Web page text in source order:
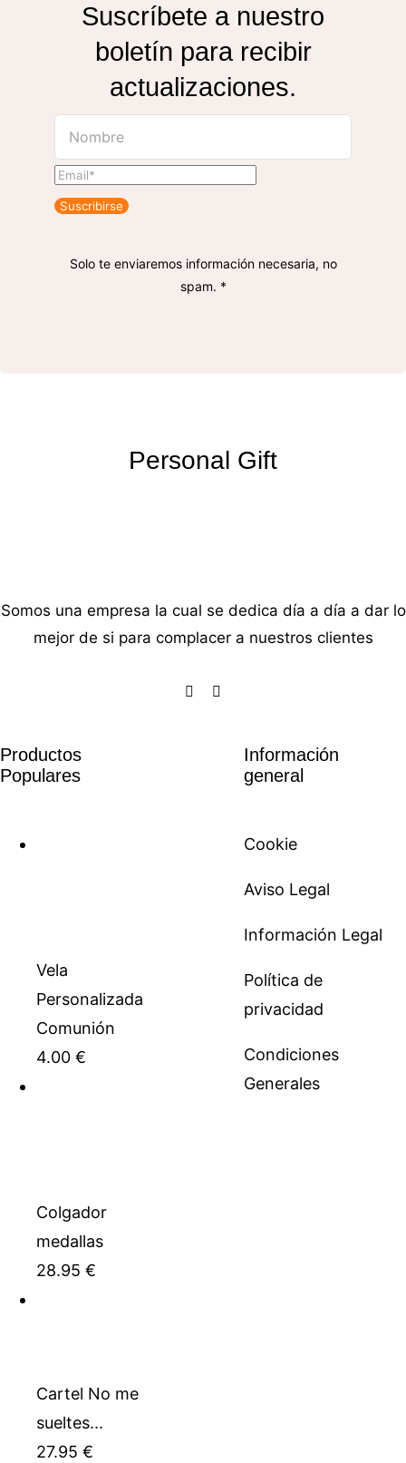
Suscríbete a nuestro
boletín para recibir
actualizaciones.
Suscribirse
Solo te enviaremos información necesaria, no
spam. *
Personal Gift
Somos una empresa la cual se dedica día a día a dar lo
mejor de si para complacer a nuestros clientes
Productos
Populares
Vela
Personalizada
Comunión
4.00 €
Colgador
medallas
28.95 €
Cartel No me
sueltes...
27.95 €
Información
general
Cookie
Aviso Legal
Información Legal
Política de
privacidad
Condiciones
Generales